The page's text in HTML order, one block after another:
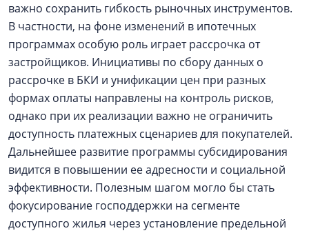
важно сохранить гибкость рыночных инструментов.
В частности, на фоне изменений в ипотечных
программах особую роль играет рассрочка от
застройщиков. Инициативы по сбору данных о
рассрочке в БКИ и унификации цен при разных
формах оплаты направлены на контроль рисков,
однако при их реализации важно не ограничить
доступность платежных сценариев для покупателей.
Дальнейшее развитие программы субсидирования
видится в повышении ее адресности и социальной
эффективности. Полезным шагом могло бы стать
фокусирование господдержки на сегменте
доступного жилья через установление предельной